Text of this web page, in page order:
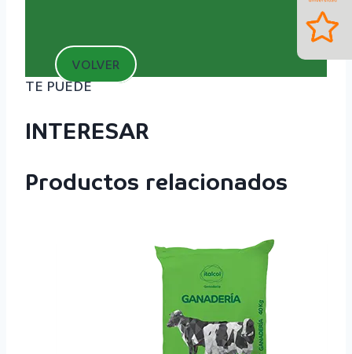
VOLVER
TE PUEDE
INTERESAR
Productos relacionados